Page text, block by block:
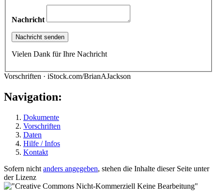
Nachricht
Vielen Dank für Ihre Nachricht
Vorschriften · iStock.com/BrianAJackson
Navigation:
Dokumente
Vorschriften
Daten
Hilfe / Infos
Kontakt
Sofern nicht anders angegeben, stehen die Inhalte dieser Seite unter
der Lizenz